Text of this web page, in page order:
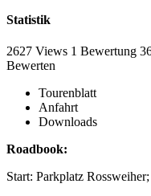
Statistik
2627 Views 1 Bewertung
Bewerten
Tourenblatt
Anfahrt
Downloads
Roadbook:
Start: Parkplatz